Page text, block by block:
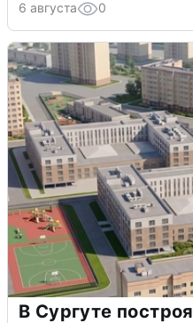
6 августа 0
В Сургуте